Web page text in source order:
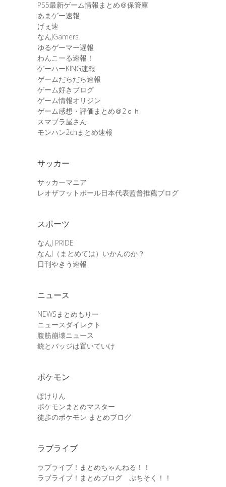
PS5最新ゲーム情報まとめ＠保管庫
あまゲー速報
げぇ速
なんJGamers
ゆるゲーマー遅報
わんこーる速報！
ゲーハーKING速報
ゲームだらだら速報
ゲーム好きブログ
ゲーム情報オリジン
ゲーム感想・評価まとめ＠2ｃｈ
スマブラ屋さん
モンハン2chまとめ速報
サッカー
サッカーマニア
レオザフットボール日本代表監督推薦ブログ
スポーツ
なんJ PRIDE
なんJ（まとめては）いかんのか？
日刊やきう速報
ニュース
NEWSまとめもりー
ニュースダイレクト
腹筋崩壊ニュース
銃とバッジは置いていけ
ポケモン
ぽけりん
ポケモンまとめマスター
徒歩のポケモン まとめブログ
ラブライブ
ラブライブ！まとめちゃんねる！！
ラブライブ！まとめブログ ぷちそく！！